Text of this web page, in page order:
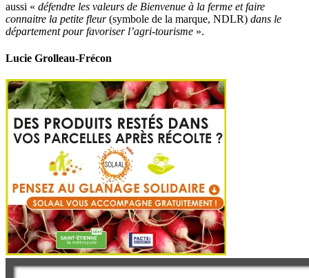
aussi « défendre les valeurs de Bienvenue à la ferme et faire
connaitre la petite fleur(symbole de la marque, NDLR) dans le
département pour favoriser l’agri-tourisme ».
Lucie Grolleau-Frécon